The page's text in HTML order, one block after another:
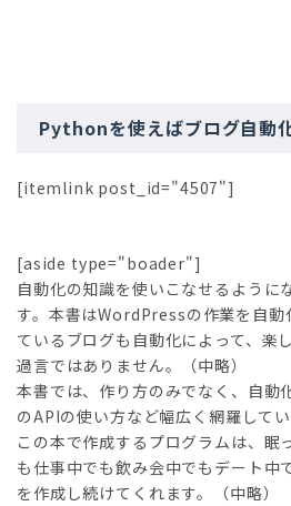
Pythonを使えばブログ自動
[itemlink post_id="4507"]
[aside type="boader"]
自動化の知識を使いこなせるように
す。本書はWordPressの作業を自動
ているブログも自動化によって、楽
過言ではありません。（中略）
本書では、作り方のみでなく、自動
のAPIの使い方など幅広く網羅してい
この本で作成するプログラムは、眠
も仕事中でも飲み会中でもデート中
を作成し続けてくれます。（中略）